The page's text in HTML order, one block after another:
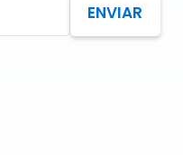
ENVIAR